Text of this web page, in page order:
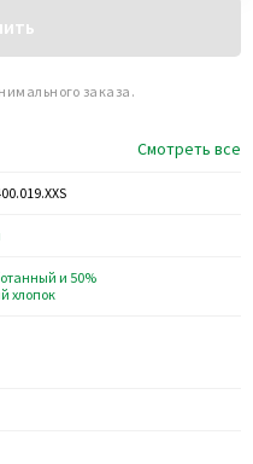
Смотреть все
и 50%
хлопок
заказа.